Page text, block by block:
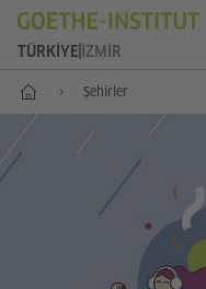
TÜRKIYE İZMIR
Anasayfa Şehirler